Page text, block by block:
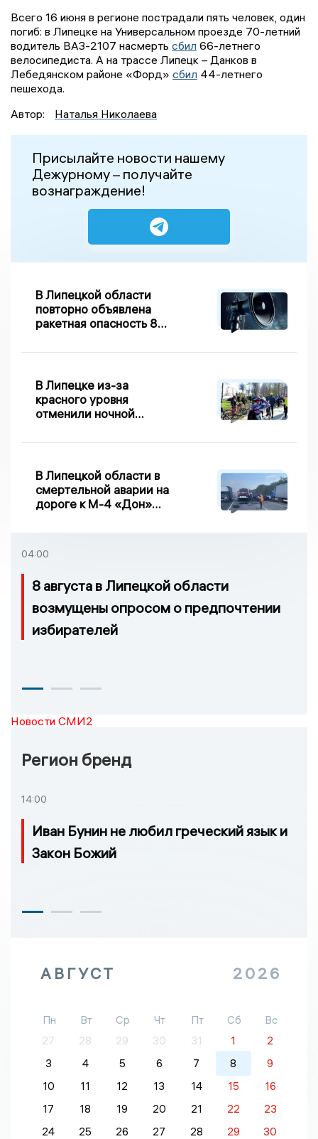
Всего 16 июня в регионе пострадали пять человек, один
погиб: в Липецке на Универсальном проезде 70-летний
водитель ВАЗ-2107 насмерть сбил 66-летнего
велосипедиста. А на трассе Липецк – Данков в
Лебедянском районе «Форд» сбил 44-летнего
пешехода.
Автор:
Наталья Николаева
Присылайте новости нашему
Дежурному – получайте
вознаграждение!
В Липецкой области
повторно объявлена
ракетная опасность 8
В Липецке из-за
красного уровня
отменили ночной
В Липецкой области в
смертельной аварии на
дороге к М-4 «Дон»
04:00
8 августа в Липецкой области
возмущены опросом о предпочтении
избирателей
Новости СМИ2
Регион бренд
14:00
Иван Бунин не любил греческий язык и
Закон Божий
АВГУСТ 2026
Пн Вт Ср Чт Пт Сб
Вс
27
28 29 30 31 1
2
3
4 5 6 7 8
9
10
11 12 13 14 15
16
17
18 19 20 21 22
23
24
25 26 27 28 29
30